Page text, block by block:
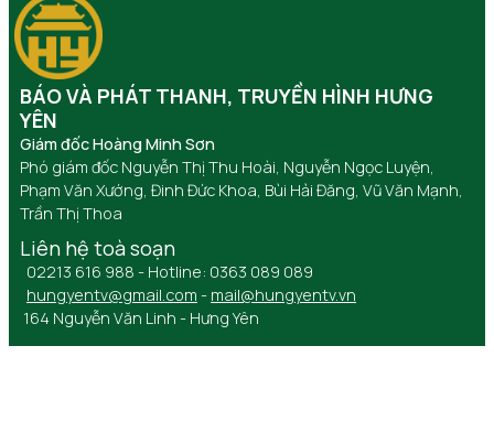
BÁO VÀ PHÁT THANH, TRUYỀN HÌNH HƯNG
YÊN
Giám đốc Hoàng Minh Sơn
Phó giám đốc Nguyễn Thị Thu Hoài, Nguyễn Ngọc Luyện,
Phạm Văn Xướng, Đinh Đức Khoa, Bùi Hải Đăng, Vũ Văn Mạnh,
Trần Thị Thoa
Liên hệ toà soạn
02213 616 988 - Hotline: 0363 089 089
hungyentv@gmail.com - mail@hungyentv.vn
164 Nguyễn Văn Linh - Hưng Yên